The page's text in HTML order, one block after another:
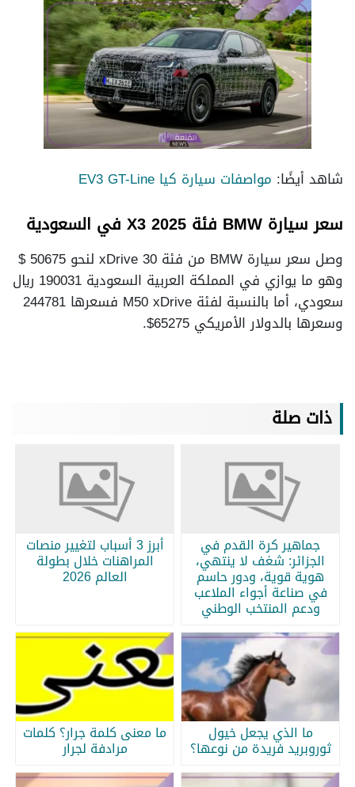
شاهد أيضًا: مواصفات سيارة كيا EV3 GT-Line
سعر سيارة BMW فئة X3 2025 في السعودية
وصل سعر سيارة BMW من فئة 30 xDrive لنحو 50675 $
وهو ما يوازي في المملكة العربية السعودية 190031 ريال
سعودي، أما بالنسبة لفئة M50 xDrive فسعرها 244781
وسعرها بالدولار الأمريكي 65275$.
ذات صلة
جماهير كرة القدم في
الجزائر: شغف لا ينتهي،
هوية قوية، ودور حاسم
في صناعة أجواء الملاعب
ودعم المنتخب الوطني
أبرز 3 أسباب لتغيير منصات
المراهنات خلال بطولة
العالم 2026
ما الذي يجعل خيول
ثوروبريد فريدة من نوعها؟
ما معنى كلمة جرار؟ كلمات
مرادفة لجرار